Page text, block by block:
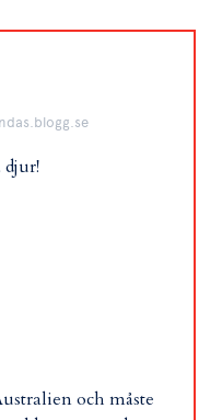
djur!
och måste